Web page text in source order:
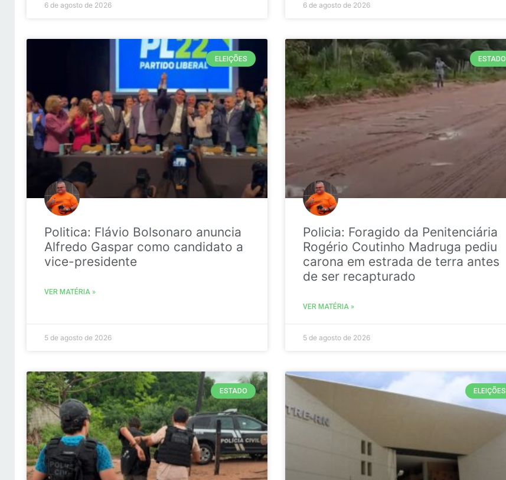
6 de agosto de 2026 6 de agosto de 2026
ELEIÇÕES
Politica: Flávio Bolsonaro anuncia
Alfredo Gaspar como candidato a
vice-presidente
VER MATÉRIA »
5 de agosto de 2026
ESTADO
Policia: Foragido da Penitenciária
Rogério Coutinho Madruga pediu
carona em estrada de terra antes
de ser recapturado
VER MATÉRIA »
5 de agosto de 2026
ESTADO ELEIÇÕES